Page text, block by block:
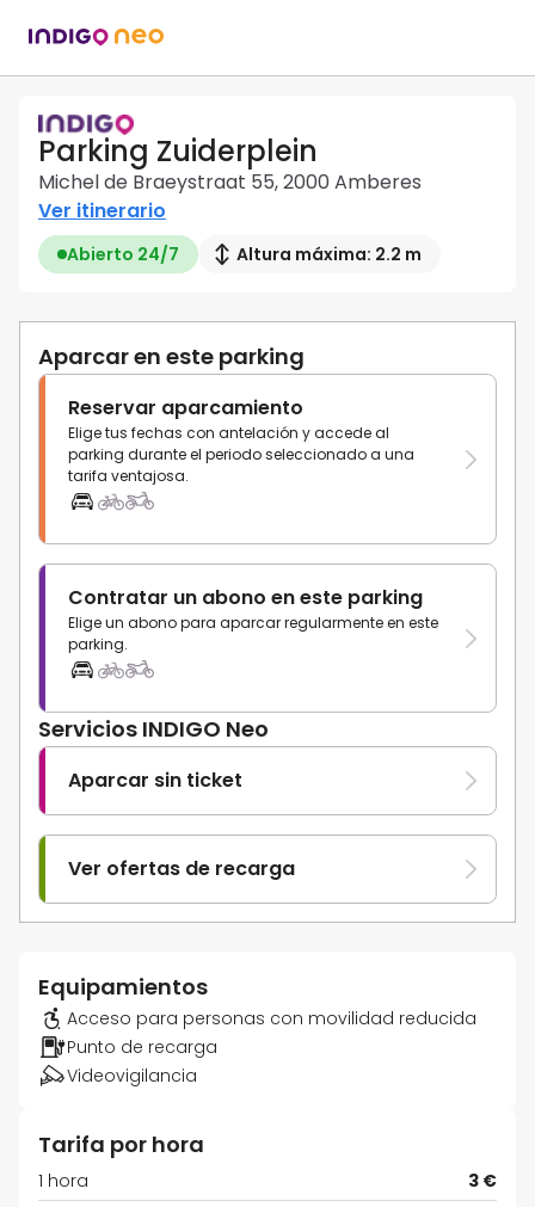
Parking Zuiderplein
Michel de Braeystraat 55, 2000 Amberes
Ver itinerario
Abierto 24/7 Altura máxima: 2.2 m
Aparcar en este parking
Reservar aparcamiento
Elige tus fechas con antelación y accede al
parking durante el periodo seleccionado a una
tarifa ventajosa.
Contratar un abono en este parking
Elige un abono para aparcar regularmente en este
parking.
Servicios INDIGO Neo
Aparcar sin ticket
Ver ofertas de recarga
Equipamientos
Acceso para personas con movilidad reducida
Punto de recarga
Videovigilancia
Tarifa por hora
1 hora
3 €